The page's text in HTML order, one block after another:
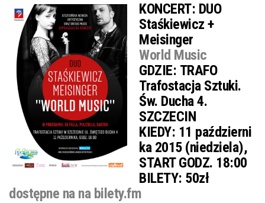
KONCERT: DUO
Staśkiewicz +
Meisinger
World Music
GDZIE: TRAFO
Trafostacja Sztuki.
Św. Ducha 4.
SZCZECIN
KIEDY: 11 październi
ka 2015 (niedziela),
START GODZ. 18:00
BILETY: 50zł
dostępne na na bilety.fm